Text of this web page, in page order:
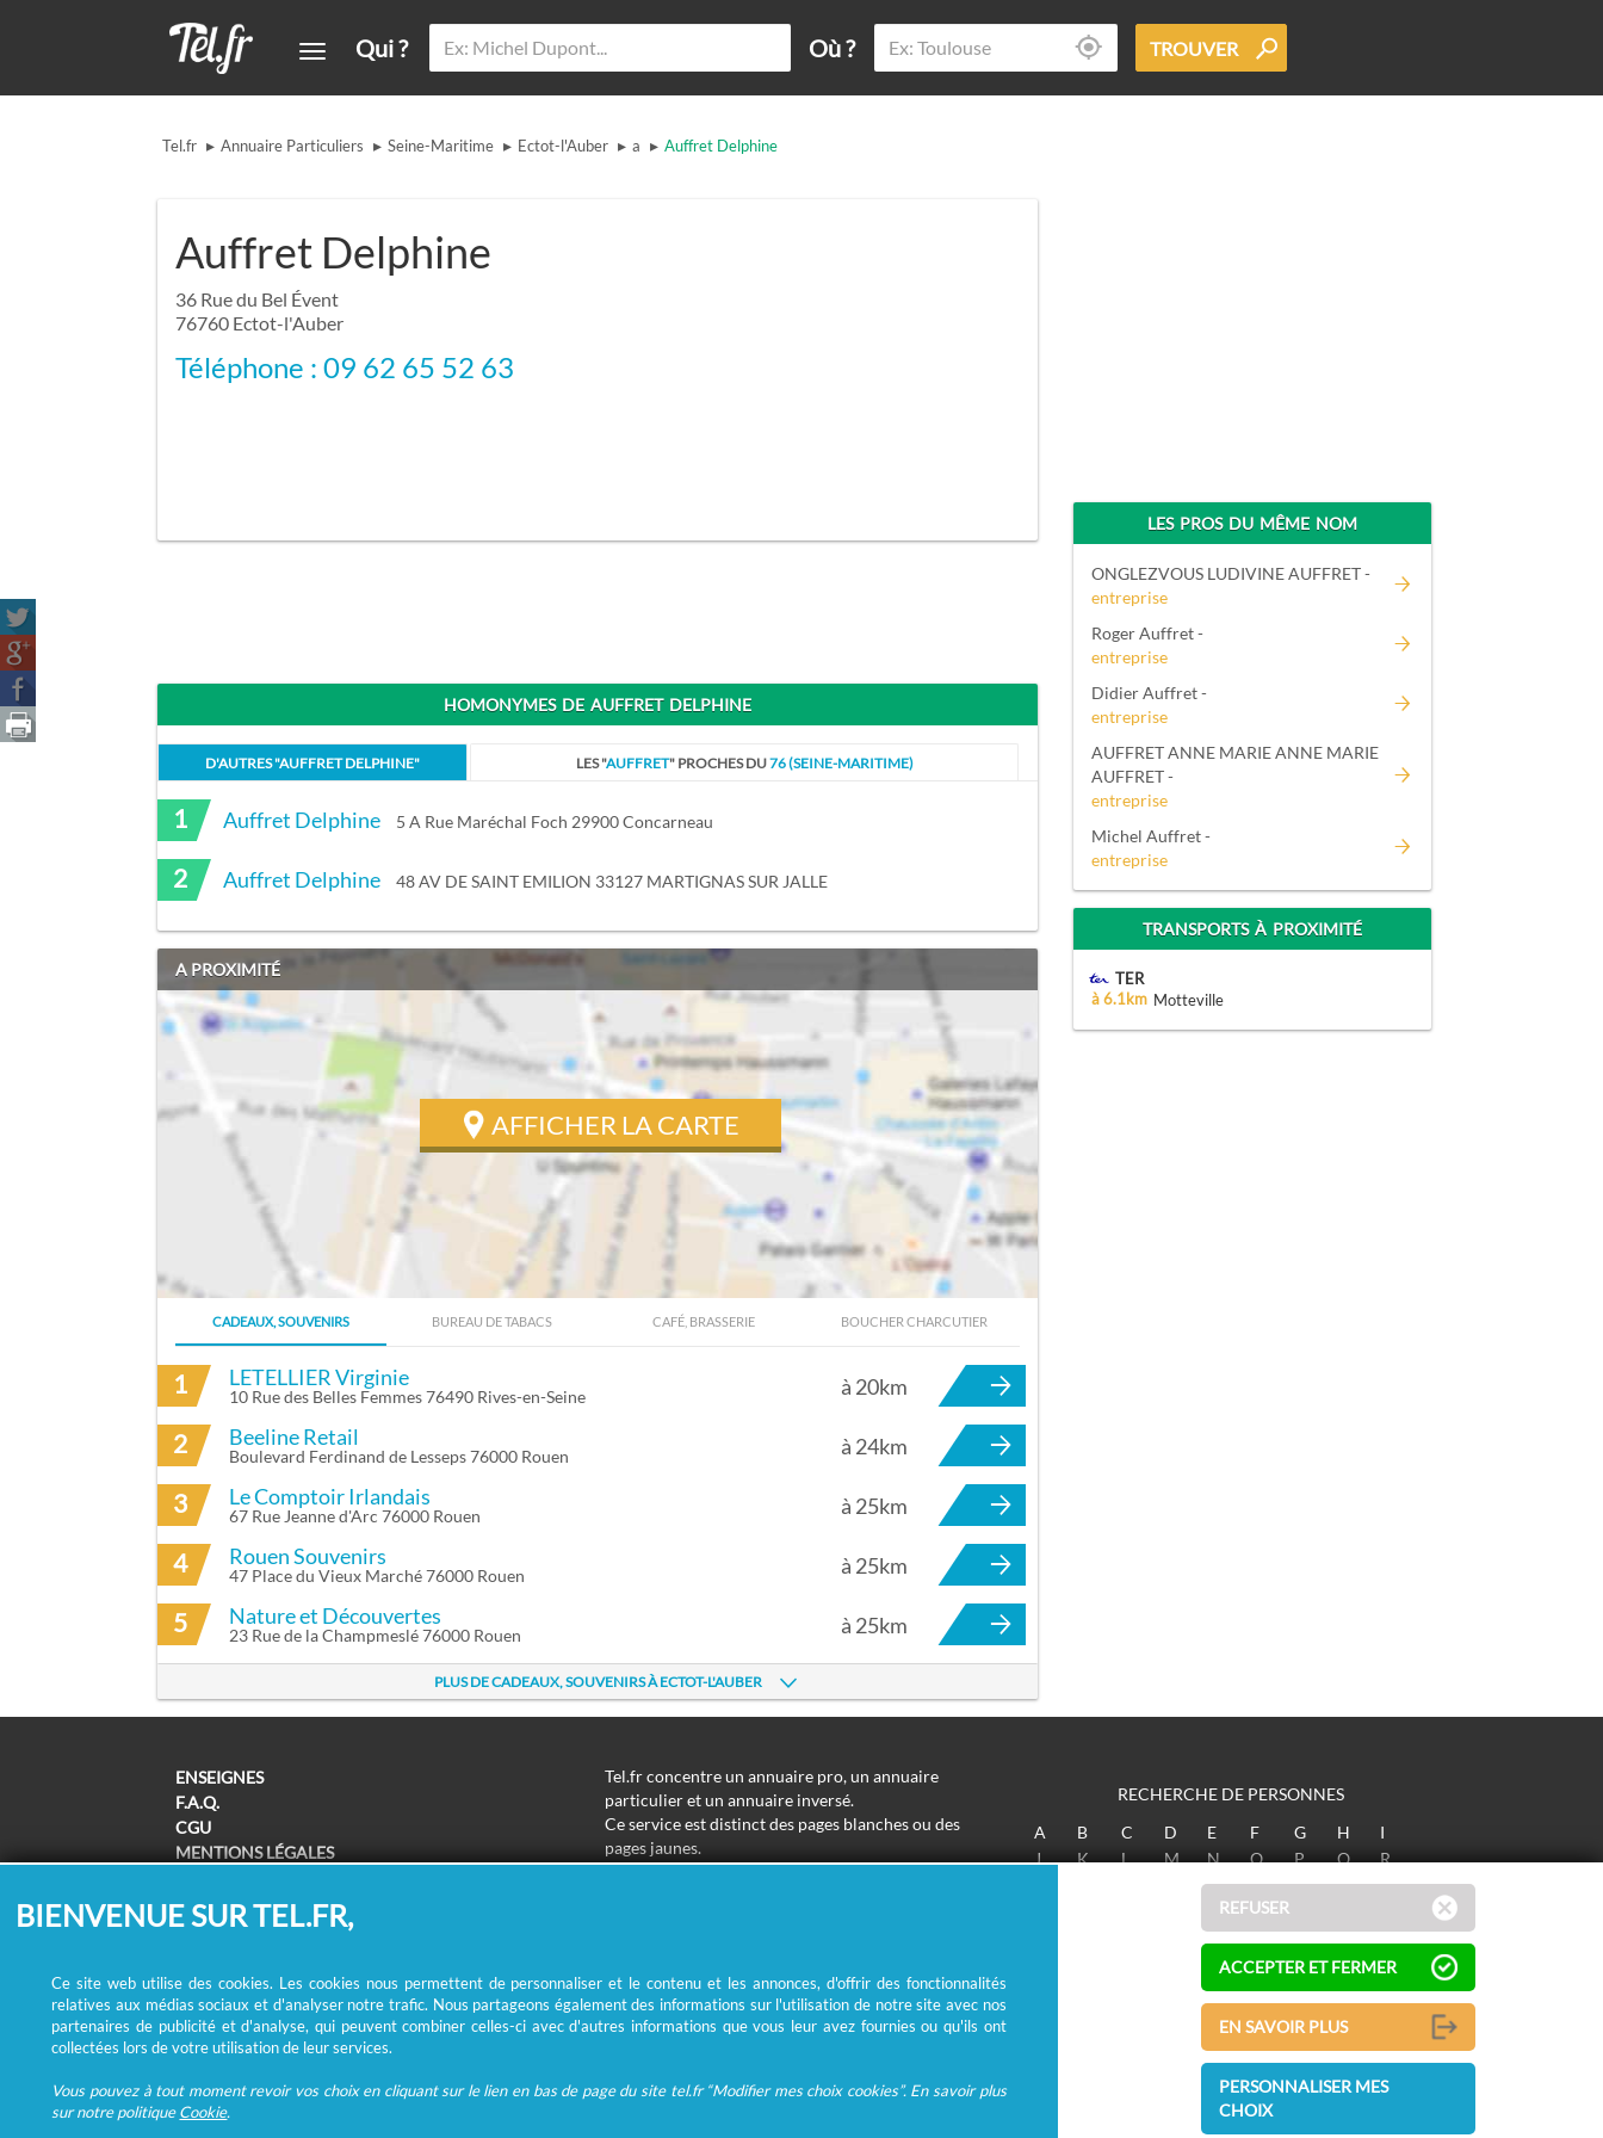
Qui ? Où ? TROUVER
Tel.fr ▸ Annuaire Particuliers ▸ Seine-Maritime ▸ Ectot-l'Auber ▸ a ▸ Auffret Delphine
Auffret Delphine
36 Rue du Bel Évent
76760 Ectot-l'Auber
Téléphone : 09 62 65 52 63
HOMONYMES DE AUFFRET DELPHINE
D'AUTRES "AUFFRET DELPHINE" LES "AUFFRET" PROCHES DU76 (SEINE-MARITIME)
1 Auffret Delphine 5 A Rue Maréchal Foch 29900 Concarneau
2 Auffret Delphine 48 AV DE SAINT EMILION 33127 MARTIGNAS SUR JALLE
A PROXIMITÉ
AFFICHER LA CARTE
ITINÉRAIRE VERS AUFFRET DELPHINE À ECTOT-L'AUBER
CADEAUX, SOUVENIRS BUREAU DE TABACS CAFÉ, BRASSERIE BOUCHER CHARCUTIER
1 LETELLIER Virginie
10 Rue des Belles Femmes 76490 Rives-en-Seine à 20km
2 Beeline Retail
Boulevard Ferdinand de Lesseps 76000 Rouen à 24km
3 Le Comptoir Irlandais
67 Rue Jeanne d'Arc 76000 Rouen à 25km
4 Rouen Souvenirs
47 Place du Vieux Marché 76000 Rouen à 25km
5 Nature et Découvertes
23 Rue de la Champmeslé 76000 Rouen à 25km
PLUS DE CADEAUX, SOUVENIRS À ECTOT-L'AUBER
LES PROS DU MÊME NOM
ONGLEZVOUS LUDIVINE AUFFRET -
entreprise
Roger Auffret -
entreprise
Didier Auffret -
entreprise
AUFFRET ANNE MARIE ANNE MARIE
AUFFRET -
entreprise
Michel Auffret -
entreprise
TRANSPORTS À PROXIMITÉ
TER
à 6.1km Motteville
ENSEIGNES
F.A.Q.
CGU
MENTIONS LÉGALES
POLITIQUE DE COOKIES
MODIFIER MES CHOIX COOKIES
REMBOURSEMENT
Tel.fr concentre un annuaire pro, un annuaire
particulier et un annuaire inversé.
Ce service est distinct des pages blanches ou des
pages jaunes.
Les informations utilisées peuvent donc varier en
nom ou un métier.
Enfin, l'annuaire inversé permet de trouver l'identité
derrière un numéro de téléphone inconnu.
RECHERCHE DE PERSONNES
A
B C D E F G H
I
J
K L M N O P Q
R
W X Y Z
© Ecométrie 2026
BIENVENUE SUR TEL.FR,
Ce site web utilise des cookies. Les cookies nous permettent de personnaliser et le contenu et les annonces, d'offrir des fonctionnalités
relatives aux médias sociaux et d'analyser notre trafic. Nous partageons également des informations sur l'utilisation de notre site avec nos
partenaires de publicité et d'analyse, qui peuvent combiner celles-ci avec d'autres informations que vous leur avez fournies ou qu'ils ont
collectées lors de votre utilisation de leur services.
Vous pouvez à tout moment revoir vos choix en cliquant sur le lien en bas de page du site tel.fr “Modifier mes choix cookies”. En savoir plus
sur notre politiqueCookie.
REFUSER
ACCEPTER ET FERMER
EN SAVOIR PLUS
PERSONNALISER MES
CHOIX